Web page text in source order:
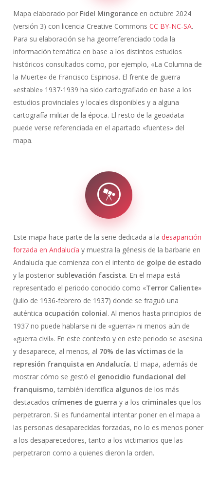
Mapa elaborado por Fidel Mingoranceen octubre 2024
(versión 3) con licencia Creative Commons CC BY-NC-SA.
Para su elaboración se ha georreferenciado toda la
información temática en base a los distintos estudios
históricos consultados como, por ejemplo, «La Columna de
la Muerte» de Francisco Espinosa. El frente de guerra
«estable» 1937-1939 ha sido cartografiado en base a los
estudios provinciales y locales disponibles y a alguna
cartografía militar de la época. El resto de la geoadata
puede verse referenciada en el apartado «fuentes» del
mapa.
Este mapa hace parte de la serie dedicada a la desaparición
forzada en Andalucía y muestra la génesis de la barbarie en
Andalucía que comienza con el intento de golpe de estado
y la posterior sublevación fascista. En el mapa está
representado el periodo conocido como «Terror Caliente»
(julio de 1936-febrero de 1937) donde se fraguó una
auténtica ocupación colonial. Al menos hasta principios de
1937 no puede hablarse ni de «guerra» ni menos aún de
«guerra civil». En este contexto y en este periodo se asesina
y desaparece, al menos, al 70% de las víctimas de la
represión franquista en Andalucía. El mapa, además de
mostrar cómo se gestó el genocidio fundacional del
franquismo, también identifica algunosde los más
destacados crímenes de guerra y a los criminalesque los
perpetraron. Si es fundamental intentar poner en el mapa a
las personas desaparecidas forzadas, no lo es menos poner
a los desaparecedores, tanto a los victimarios que las
perpetraron como a quienes dieron la orden.